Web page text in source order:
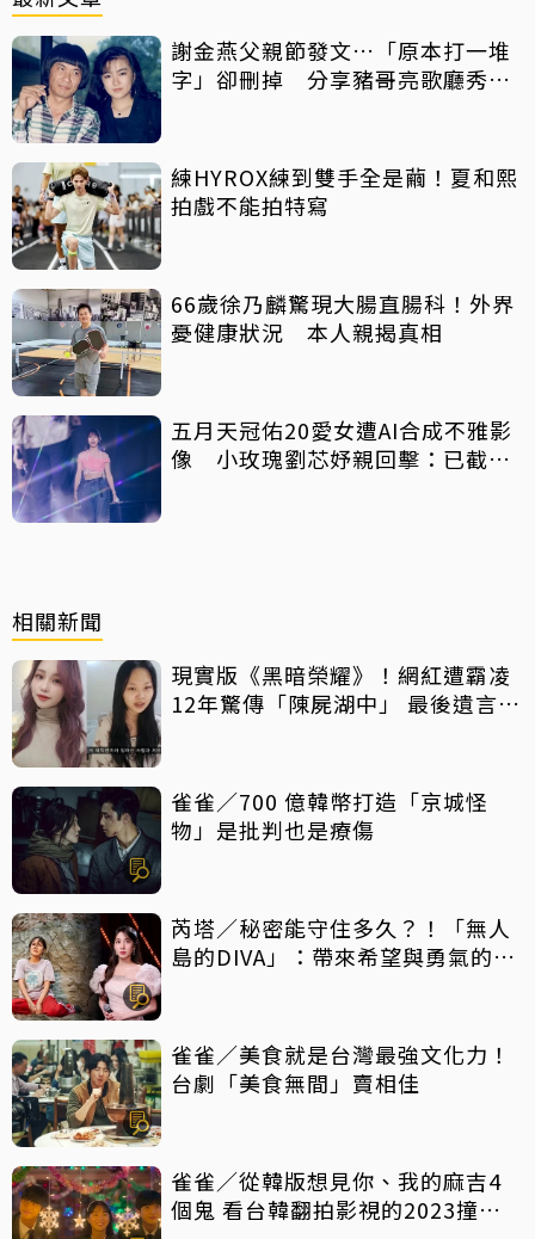
謝金燕父親節發文…「原本打一堆
字」卻刪掉 分享豬哥亮歌廳秀歌
練HYROX練到雙手全是繭！夏和熙
拍戲不能拍特寫
66歲徐乃麟驚現大腸直腸科！外界
憂健康狀況 本人親揭真相
五月天冠佑20愛女遭AI合成不雅影
像 小玫瑰劉芯妤親回擊：已截圖
相關新聞
現實版《黑暗榮耀》！網紅遭霸凌
12年驚傳「陳屍湖中」 最後遺言：
雀雀／700 億韓幣打造「京城怪
物」是批判也是療傷
芮塔／秘密能守住多久？！「無人
島的DIVA」：帶來希望與勇氣的反
雀雀／美食就是台灣最強文化力！
台劇「美食無間」賣相佳
雀雀／從韓版想見你、我的麻吉4
個鬼 看台韓翻拍影視的2023撞擊